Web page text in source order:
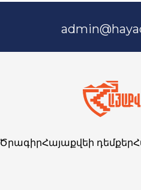
ԾրագիրՀայաքվեի դեմքեր